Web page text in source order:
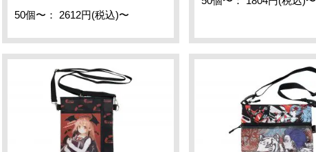
50個〜： 2612円(税込)〜